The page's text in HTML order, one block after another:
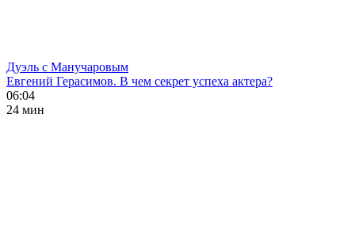
Дуэль с Манучаровым
Евгений Герасимов. В чем секрет успеха актера?
06:04
24 мин